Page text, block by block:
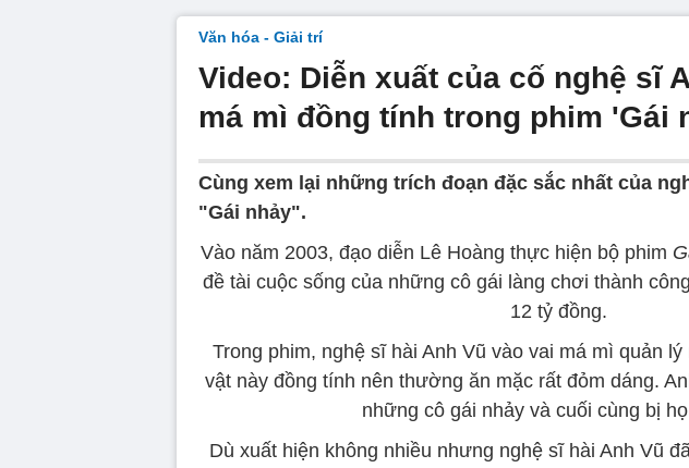
Văn hóa - Giải trí
Video: Diễn xuất của cố nghệ sĩ
má mì đồng tính trong phim 'Gái
Cùng xem lại những trích đoạn đặc sắc nhất của
"Gái nhảy".
Vào năm 2003, đạo diễn Lê Hoàng thực hiện bộ phim
đề tài cuộc sống của những cô gái làng chơi thành
12 tỷ đồng.
Trong phim, nghệ sĩ hài Anh Vũ vào vai má mì quản
vật này đồng tính nên thường ăn mặc rất đỏm dáng.
những cô gái nhảy và cuối cùng bị
Dù xuất hiện không nhiều nhưng nghệ sĩ hài Anh Vũ